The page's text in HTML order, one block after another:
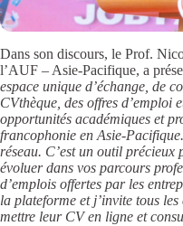
Dans son discours, le Prof.
l’AUF – Asie-Pacifique, a
espace unique d’échange, de
CVthèque, des offres d’emploi
opportunités académiques et
francophonie en Asie-
réseau. C’est un outil précieux
évoluer dans vos parcours
d’emplois offertes par les
la plateforme et j’invite tous
mettre leur CV en ligne et